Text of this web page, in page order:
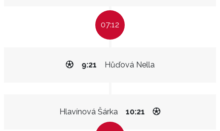
07:12
Hůďová Nella
9:21
Hlavínová Šárka 10:21